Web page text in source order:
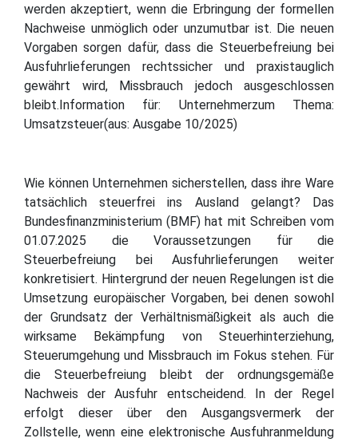
werden akzeptiert, wenn die Erbringung der formellen
Nachweise unmöglich oder unzumutbar ist. Die neuen
Vorgaben sorgen dafür, dass die Steuerbefreiung bei
Ausfuhrlieferungen rechtssicher und praxistauglich
gewährt wird, Missbrauch jedoch ausgeschlossen
bleibt.Information für: Unternehmerzum Thema:
Umsatzsteuer(aus: Ausgabe 10/2025)
Wie können Unternehmen sicherstellen, dass ihre Ware
tatsächlich steuerfrei ins Ausland gelangt? Das
Bundesfinanzministerium (BMF) hat mit Schreiben vom
01.07.2025 die Voraussetzungen für die
Steuerbefreiung bei Ausfuhrlieferungen weiter
konkretisiert. Hintergrund der neuen Regelungen ist die
Umsetzung europäischer Vorgaben, bei denen sowohl
der Grundsatz der Verhältnismäßigkeit als auch die
wirksame Bekämpfung von Steuerhinterziehung,
Steuerumgehung und Missbrauch im Fokus stehen. Für
die Steuerbefreiung bleibt der ordnungsgemäße
Nachweis der Ausfuhr entscheidend. In der Regel
erfolgt dieser über den Ausgangsvermerk der
Zollstelle, wenn eine elektronische Ausfuhranmeldung